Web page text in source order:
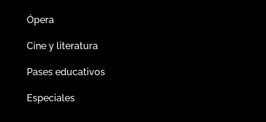
Ópera
Cine y literatura
Pases educativos
Especiales